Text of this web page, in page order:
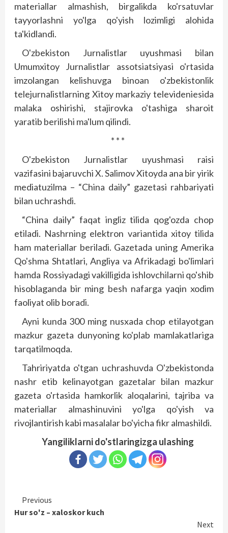
materiallar almashish, birgalikda ko'rsatuvlar
tayyorlashni yo'lga qo'yish lozimligi alohida
ta'kidlandi.
O'zbekiston Jurnalistlar uyushmasi bilan
Umumxitoy Jurnalistlar assotsiatsiyasi o'rtasida
imzolangan kelishuvga binoan o'zbekistonlik
telejurnalistlarning Xitoy markaziy televideniesida
malaka oshirishi, stajirovka o'tashiga sharoit
yaratib berilishi ma'lum qilindi.
* * *
O'zbekiston Jurnalistlar uyushmasi raisi
vazifasini bajaruvchi X. Salimov Xitoyda ana bir yirik
mediatuzilma – “China daily” gazetasi rahbariyati
bilan uchrashdi.
“China daily” faqat ingliz tilida qog'ozda chop
etiladi. Nashrning elektron variantida xitoy tilida
ham materiallar beriladi. Gazetada uning Amerika
Qo'shma Shtatlari, Ang­liya va Afrikadagi bo'limlari
hamda Ros­siyadagi vakilligida ishlovchilarni qo'shib
hisoblaganda bir ming besh nafarga yaqin xodim
faoliyat olib boradi.
Ayni kunda 300 ming nusxada chop etilayotgan
mazkur gazeta dunyoning ko'p­lab mamlakatlariga
tarqatilmoqda.
Tahririyatda o'tgan uchrashuvda O'zbekistonda
nashr etib kelinayotgan gazetalar bilan mazkur
gazeta o'rtasida hamkorlik aloqalarini, tajriba va
materiallar almashinuvini yo'lga qo'yish va
rivojlantirish kabi masalalar bo'yicha fikr almashildi.
Yangiliklarni do'stlaringizga ulashing
Continue
Reading
Previous
Hur so'z – xaloskor kuch
Next